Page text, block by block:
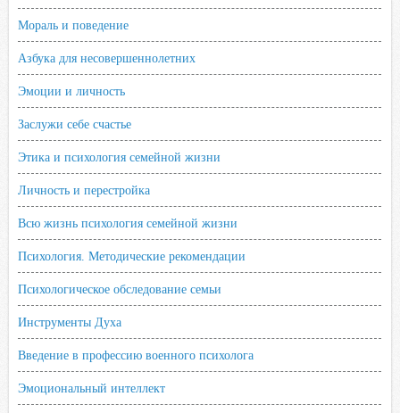
Мораль и поведение
Азбука для несовершеннолетних
Эмоции и личность
Заслужи себе счастье
Этика и психология семейной жизни
Личность и перестройка
Всю жизнь психология семейной жизни
Психология. Методические рекомендации
Психологическое обследование семьи
Инструменты Духа
Введение в профессию военного психолога
Эмоциональный интеллект